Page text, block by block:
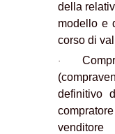
della
modello e
corso di
·
definitivo